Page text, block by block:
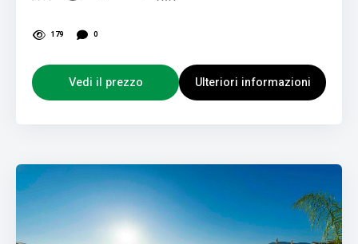
179 0
Vedi il prezzo Ulteriori informazioni